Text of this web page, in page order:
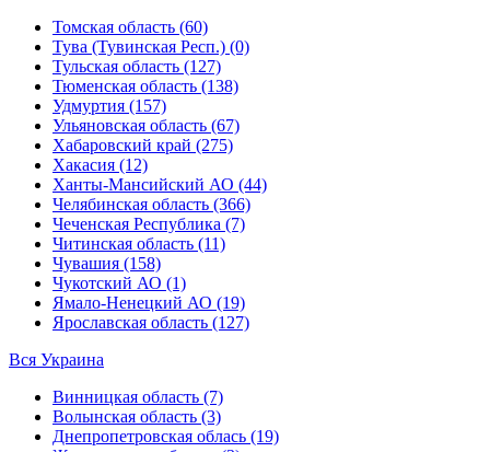
Томская область (60)
Тува (Тувинская Респ.) (0)
Тульская область (127)
Тюменская область (138)
Удмуртия (157)
Ульяновская область (67)
Хабаровский край (275)
Хакасия (12)
Ханты-Мансийский АО (44)
Челябинская область (366)
Чеченская Республика (7)
Читинская область (11)
Чувашия (158)
Чукотский АО (1)
Ямало-Ненецкий АО (19)
Ярославская область (127)
Вся Украина
Винницкая область (7)
Волынская область (3)
Днепропетровская облась (19)